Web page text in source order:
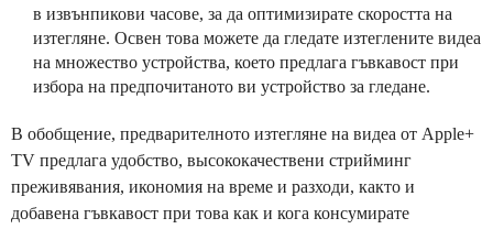
в извънпикови часове, за да оптимизирате скоростта на
изтегляне. Освен това можете да гледате изтеглените видеа
на множество устройства, което предлага гъвкавост при
избора на предпочитаното ви устройство за гледане.
В обобщение, предварителното изтегляне на видеа от Apple+
TV предлага удобство, высококачествени стрийминг
преживявания, икономия на време и разходи, както и
добавена гъвкавост при това как и кога консумирате